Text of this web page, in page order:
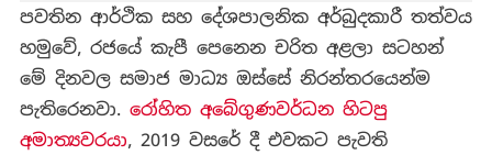
පවතින ආර්ථික සහ දේශපාලනික අර්බුදකාරී තත්වය
හමුවේ, රජයේ කැපී පෙනෙන චරිත අළලා සටහන්
මේ දිනවල සමාජ මාධ්‍ය ඔස්සේ නිරන්තරයෙන්ම
පැතිරෙනවා. රෝහිත අබේගුණවර්ධන හිටපු
අමාත්‍යවරයා, 2019 වසරේ දී එවකට පැවති